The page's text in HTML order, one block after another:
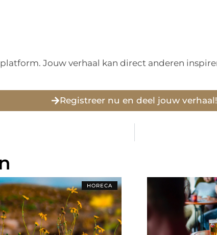
Jouw verhaal kan direct anderen
Registreer nu en deel jouw verhaal!
HORECA